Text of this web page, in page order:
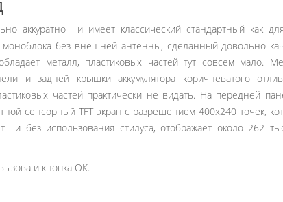
аккуратно и имеет классический стандартный как
моноблока без внешней антенны, сделанный довольно
металл, пластиковых частей тут совсем мало.
и задней крышки аккумулятора коричневатого
частей практически не видать. На передней
сенсорный TFT экран с разрешением 400х240 точек,
и без использования стилуса, отображает около 262
и кнопка ОК.